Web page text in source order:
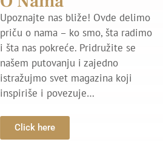
Upoznajte nas bliže! Ovde delimo
priču o nama – ko smo, šta radimo
i šta nas pokreće. Pridružite se
našem putovanju i zajedno
istražujmo svet magazina koji
inspiriše i povezuje…
Click here